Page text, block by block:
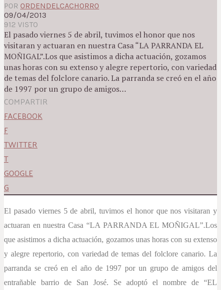
POR ORDENDELCACHORRO
09/04/2013
912 VISTO
El pasado viernes 5 de abril, tuvimos el honor que nos
visitaran y actuaran en nuestra Casa “LA PARRANDA EL
MOÑIGAL”.Los que asistimos a dicha actuación, gozamos
unas horas con su extenso y alegre repertorio, con variedad
de temas del folclore canario. La parranda se creó en el año
de 1997 por un grupo de amigos…
COMPARTIR
FACEBOOK
F
TWITTER
T
GOOGLE
G
El pasado viernes 5 de abril, tuvimos el honor que nos visitaran y
actuaran en nuestra Casa “LA PARRANDA EL MOÑIGAL”.Los
que asistimos a dicha actuación, gozamos unas horas con su extenso
y alegre repertorio, con variedad de temas del folclore canario. La
parranda se creó en el año de 1997 por un grupo de amigos del
entrañable barrio de San José.
Se adoptó el nombre de “EL